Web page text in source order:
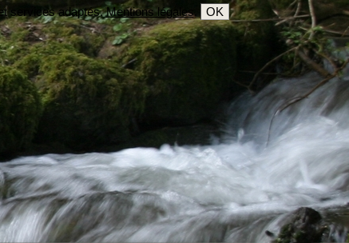
services adaptés.Mentions légales. OK